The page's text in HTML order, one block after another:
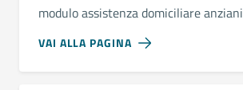
modulo assistenza domiciliare anziani
VAI ALLA PAGINA